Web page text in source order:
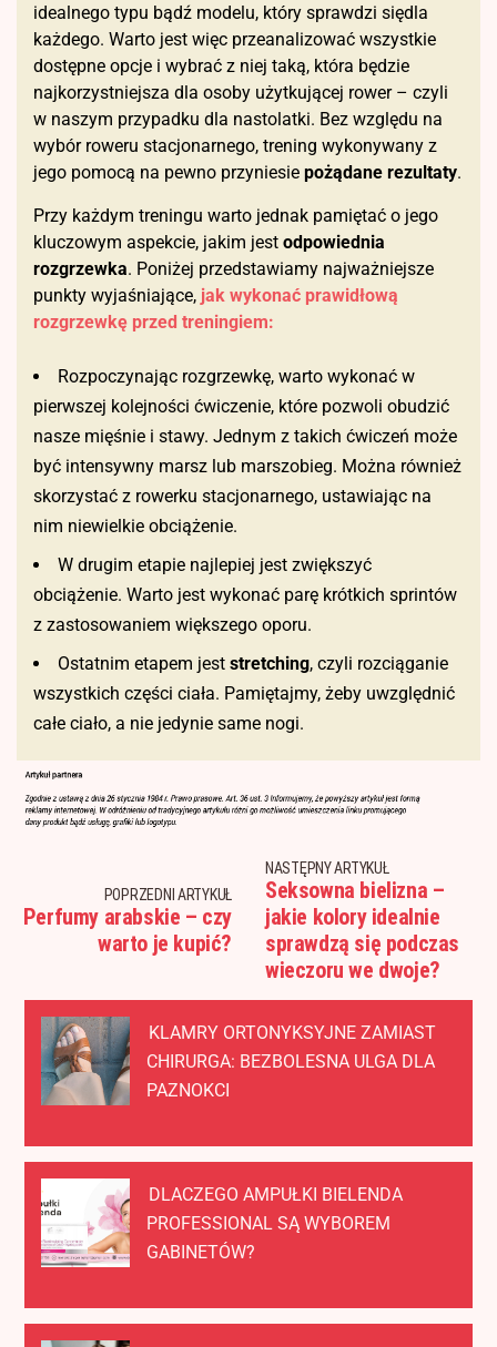
idealnego typu bądź modelu, który sprawdzi siędla
każdego. Warto jest więc przeanalizować wszystkie
dostępne opcje i wybrać z niej taką, która będzie
najkorzystniejsza dla osoby użytkującej rower – czyli
w naszym przypadku dla nastolatki. Bez względu na
wybór roweru stacjonarnego, trening wykonywany z
jego pomocą na pewno przyniesie pożądane rezultaty.
Przy każdym treningu warto jednak pamiętać o jego
kluczowym aspekcie, jakim jest odpowiednia
rozgrzewka. Poniżej przedstawiamy najważniejsze
punkty wyjaśniające, jak wykonać prawidłową
rozgrzewkę przed treningiem:
Rozpoczynając rozgrzewkę, warto wykonać w
pierwszej kolejności ćwiczenie, które pozwoli obudzić
nasze mięśnie i stawy. Jednym z takich ćwiczeń może
być intensywny marsz lub marszobieg. Można również
skorzystać z rowerku stacjonarnego, ustawiając na
nim niewielkie obciążenie.
W drugim etapie najlepiej jest zwiększyć
obciążenie. Warto jest wykonać parę krótkich sprintów
z zastosowaniem większego oporu.
Ostatnim etapem jest stretching, czyli rozciąganie
wszystkich części ciała. Pamiętajmy, żeby uwzględnić
całe ciało, a nie jedynie same nogi.
POPRZEDNI ARTYKUŁ
Perfumy arabskie – czy
warto je kupić?
NASTĘPNY ARTYKUŁ
Seksowna bielizna –
jakie kolory idealnie
sprawdzą się podczas
wieczoru we dwoje?
KLAMRY ORTONYKSYJNE ZAMIAST
CHIRURGA: BEZBOLESNA ULGA DLA
PAZNOKCI
DLACZEGO AMPUŁKI BIELENDA
PROFESSIONAL SĄ WYBOREM
GABINETÓW?